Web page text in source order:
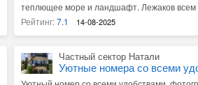
теплющее море и ландшафт. Лежаков всем
зонты, народа мало. Виктория
решающая любые вопросы. Не могу
Виктория нам написала, что с этим
жили) и переселила нас в другой. Нам
Рейтинг:7.1 14-08-2025
Частный сектор Натали
Уютные номера со всеми